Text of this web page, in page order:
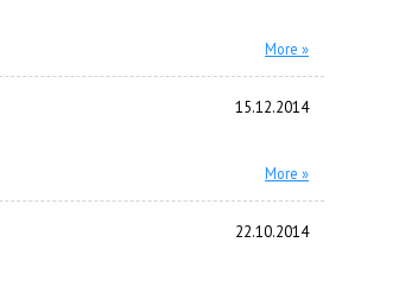
More »
15.12.2014
More »
22.10.2014